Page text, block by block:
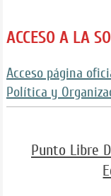
ACCESO A LA
Acceso página
Política y
Punto Libre